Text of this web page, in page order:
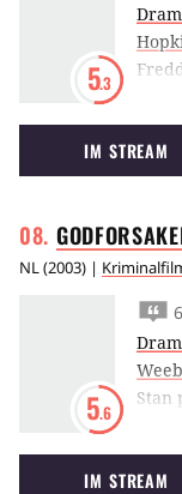
5.3
IM STREAM
NL(2003) |
5.6
Stan
IM STREAM